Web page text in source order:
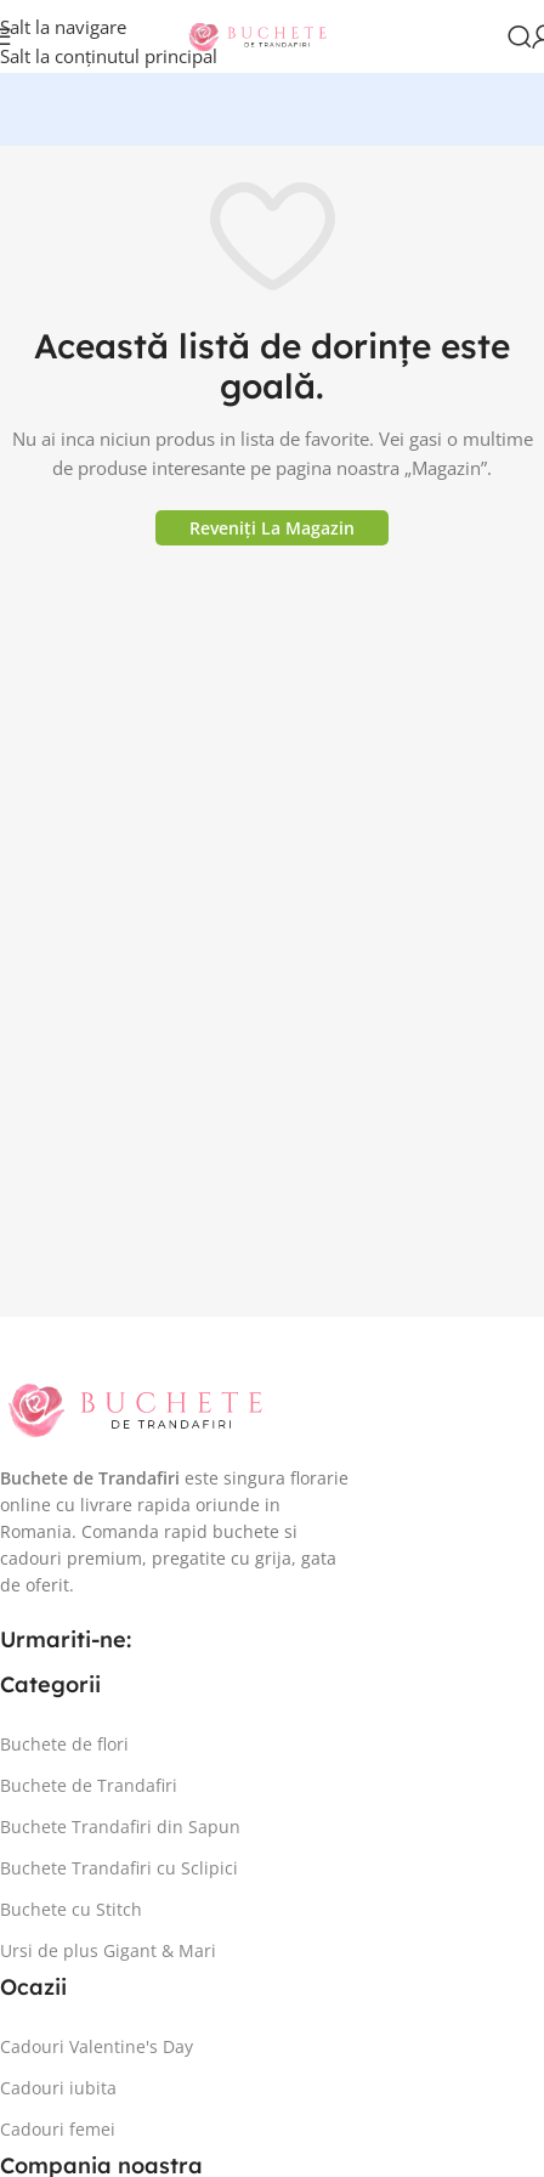
Salt la navigare
Salt la conținutul principal
Această listă de dorințe este
goală.
Nu ai inca niciun produs in lista de favorite. Vei gasi o multime
de produse interesante pe pagina noastra „Magazin”.
Reveniți La Magazin
Buchete de Trandafiri este singura florarie
online cu livrare rapida oriunde in
Romania. Comanda rapid buchete si
cadouri premium, pregatite cu grija, gata
de oferit.
Urmariti-ne:
Categorii
Buchete de flori
Buchete de Trandafiri
Buchete Trandafiri din Sapun
Buchete Trandafiri cu Sclipici
Buchete cu Stitch
Ursi de plus Gigant & Mari
Ocazii
Cadouri Valentine's Day
Cadouri iubita
Cadouri femei
Compania noastra